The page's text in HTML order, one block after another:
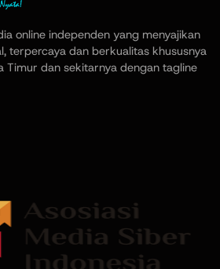
online independen yang menyajikan
terpercaya dan berkualitas khususnya
Timur dan sekitarnya dengan tagline